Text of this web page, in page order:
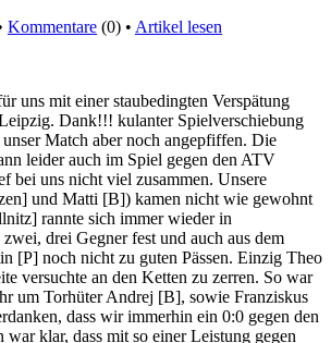
Kommentare (0) • Artikel lesen
uns mit einer staubedingten Verspätung
Dank!!! kulanter Spielverschiebung
Match aber noch angepfiffen. Die
leider auch im Spiel gegen den ATV
bei uns nicht viel zusammen. Unsere
und Matti [B]) kamen nicht wie gewohnt
rannte sich immer wieder in
drei Gegner fest und auch aus dem
[P] noch nicht zu guten Pässen. Einzig Theo
versuchte an den Ketten zu zerren. So war
um Torhüter Andrej [B], sowie Franziskus
dass wir immerhin ein 0:0 gegen den
klar, dass mit so einer Leistung gegen